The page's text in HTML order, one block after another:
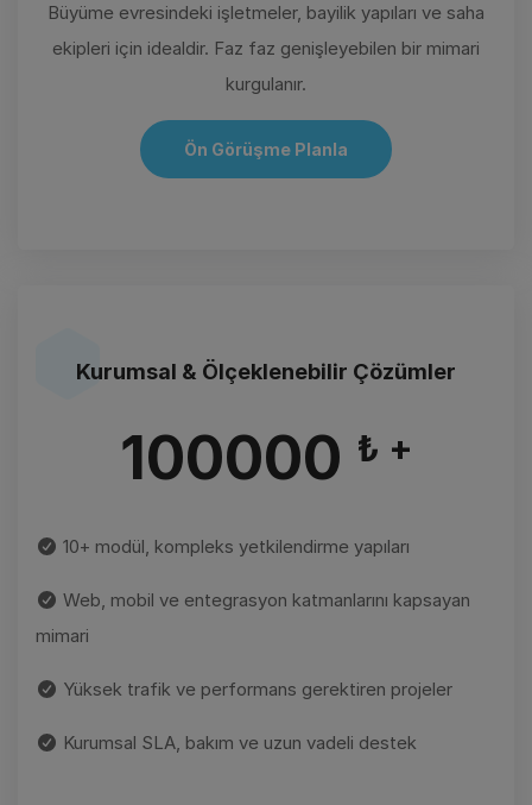
Büyüme evresindeki işletmeler, bayilik yapıları ve saha
ekipleri için idealdir. Faz faz genişleyebilen bir mimari
kurgulanır.
Ön Görüşme Planla
Kurumsal & Ölçeklenebilir Çözümler
100000 ₺ +
10+ modül, kompleks yetkilendirme yapıları
Web, mobil ve entegrasyon katmanlarını kapsayan
mimari
Yüksek trafik ve performans gerektiren projeler
Kurumsal SLA, bakım ve uzun vadeli destek